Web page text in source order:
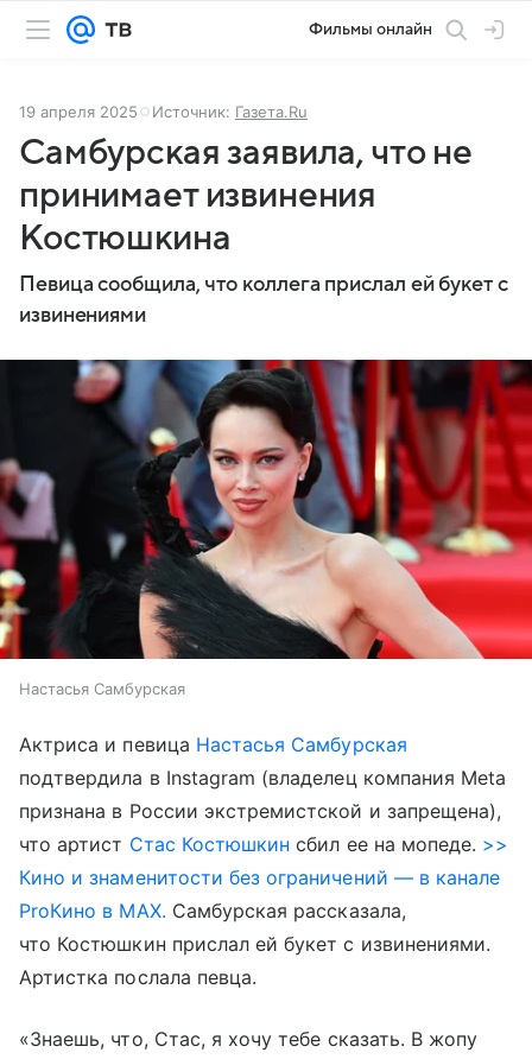
Фильмы онлайн
19 апреля 2025 Источник: Газета.Ru
Самбурская заявила, что не
принимает извинения
Костюшкина
Певица сообщила, что коллега прислал ей букет с
извинениями
Настасья Самбурская
Актриса и певица Настасья Самбурская
подтвердила в Instagram (владелец компания Meta
признана в России экстремистской и запрещена),
что артист Стас Костюшкин сбил ее на мопеде. >>
Кино и знаменитости без ограничений — в канале
ProКино в MAX. Самбурская рассказала,
что Костюшкин прислал ей букет с извинениями.
Артистка послала певца.
«Знаешь, что, Стас, я хочу тебе сказать. В жопу